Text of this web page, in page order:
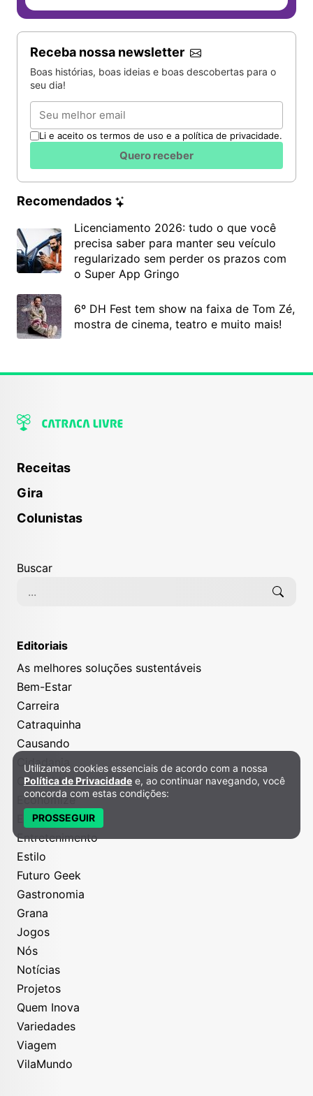
Receba nossa newsletter
Boas histórias, boas ideias e boas descobertas para o
seu dia!
Email
Li e aceito os termos de uso e a política de privacidade.
Quero receber
Recomendados
Licenciamento 2026: tudo o que você
precisa saber para manter seu veículo
regularizado sem perder os prazos com
o Super App Gringo
6º DH Fest tem show na faixa de Tom Zé,
mostra de cinema, teatro e muito mais!
Receitas
Gira
Colunistas
Buscar
Editoriais
As melhores soluções sustentáveis
Bem-Estar
Carreira
Catraquinha
Causando
Cidadania
Criatividade
Economize
Educação
Entretenimento
Estilo
Futuro Geek
Gastronomia
Grana
Jogos
Nós
Notícias
Projetos
Quem Inova
Variedades
Viagem
VilaMundo
Política de Privacidade e Cookies
Utilizamos cookies essenciais de acordo com a nossa
Política de Privacidade e, ao continuar navegando, você
concorda com estas condições:
PROSSEGUIR